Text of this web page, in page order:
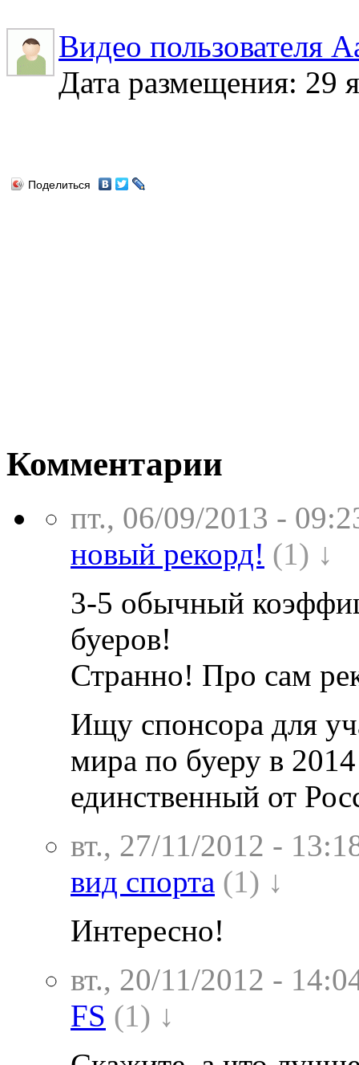
Видео пользователя
Дата размещения: 29
Поделиться
Комментарии
пт., 06/09/2013 -
новый рекорд! (1) ↓
3-5 обычный
буеров!
Странно! Про сам
Ищу спонсора для
мира по буеру в
единственный от
вт., 27/11/2012 -
вид спорта (1) ↓
Интересно!
вт., 20/11/2012 -
FS (1) ↓